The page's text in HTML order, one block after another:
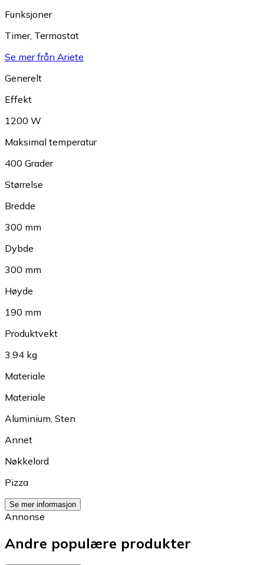
Funksjoner
Timer, Termostat
Se mer från Ariete
Generelt
Effekt
1200 W
Maksimal temperatur
400 Grader
Størrelse
Bredde
300 mm
Dybde
300 mm
Høyde
190 mm
Produktvekt
3.94 kg
Materiale
Materiale
Aluminium, Sten
Annet
Nøkkelord
Pizza
Se mer informasjon
Annonse
Andre populære produkter